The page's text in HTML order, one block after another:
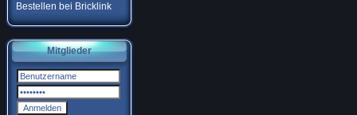
Bestellen bei Bricklink
Mitglieder